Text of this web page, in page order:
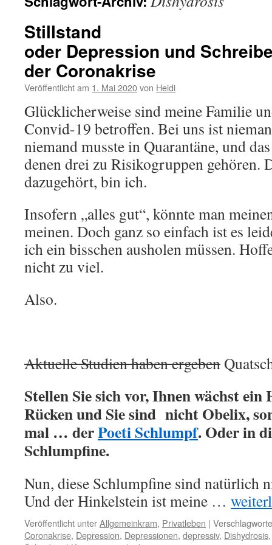
Stillstand
oder Depression und
der Coronakrise
Veröffentlicht am 1. Mai 2020von Heidi
Glücklicherweise sind meine Familie
Convid-19 betroffen. Bei uns ist
niemand musste in Quarantäne, und
denen drei zu Risikogruppen gehören.
dazugehört, bin ich.
Insofern „alles gut“, könnte man
meinen. Doch ganz so einfach ist es
ich ein bisschen ausholen müssen.
nicht zu viel.
Also.
Aktuelle Studien haben ergeben
Stellen Sie sich vor, Ihnen wächst
Rücken und Sie sind nicht Obelix,
mal … derPoeti Schlumpf. Oder in
Schlumpfine.
Nun, diese Schlumpfine sind natürlich
Und der Hinkelstein ist meine …
Veröffentlicht unterAllgemeinkram, Privatleben |
Coronakrise, Depression, Depressionen, depressiv, Dishydrosis